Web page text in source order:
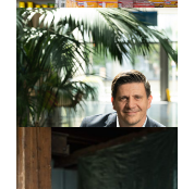
Makro